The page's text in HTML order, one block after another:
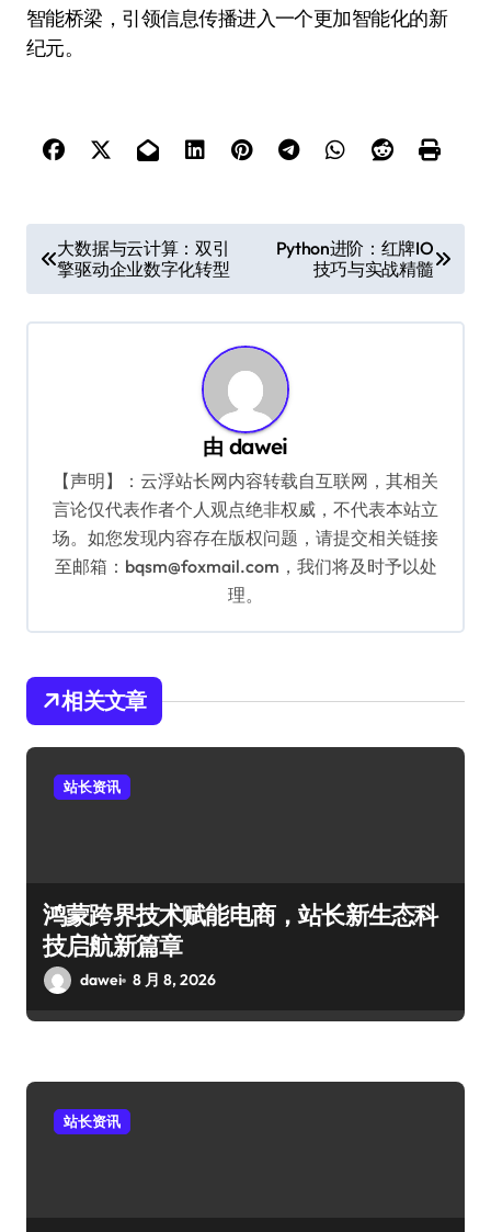
智能桥梁，引领信息传播进入一个更加智能化的新
纪元。
章
导
大数据与云计算：双引
擎驱动企业数字化转型
Python进阶：红牌IO
技巧与实战精髓
由dawei
【声明】：云浮站长网内容转载自互联网，其相关
言论仅代表作者个人观点绝非权威，不代表本站立
场。如您发现内容存在版权问题，请提交相关链接
至邮箱：bqsm@foxmail.com，我们将及时予以处
理。
相关文章
站长资讯
鸿蒙跨界技术赋能电商，站长新生态科
技启航新篇章
dawei 8 月 8, 2026
站长资讯